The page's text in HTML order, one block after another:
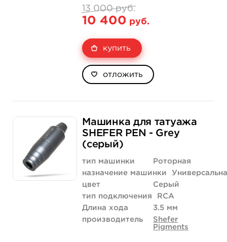
13 000 руб.
10 400 руб.
купить
отложить
Машинка для татуажа
SHEFER PEN - Grey
(серый)
тип машинки
Роторная
назначение машинки
цвет
Серый
тип подключения
RCA
Длина хода
3.5 мм
производитель
Shefer
Pigments